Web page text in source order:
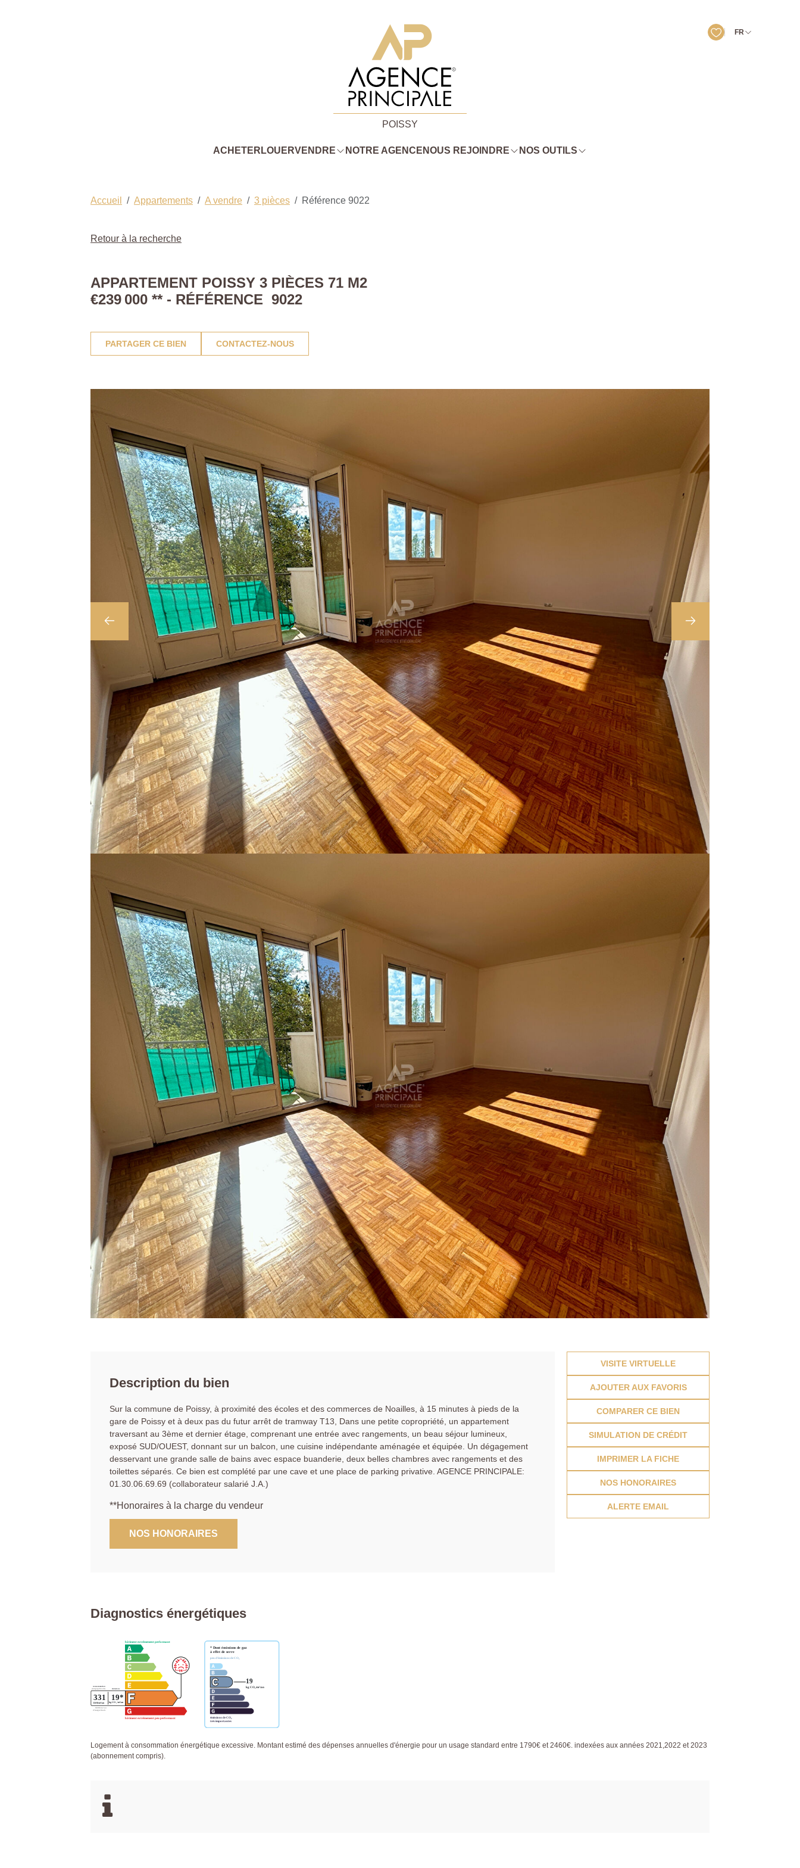
FR
POISSY
ACHETER LOUERVENDRE NOTRE AGENCE NOUS REJOINDRE NOS OUTILS
Accueil Appartements A vendre 3 pièces Référence 9022
Retour à la recherche
APPARTEMENT POISSY 3 PIÈCES 71 M2
€239 000 ** - RÉFÉRENCE 9022
PARTAGER CE BIEN CONTACTEZ-NOUS
Description du bien
Sur la commune de Poissy, à proximité des écoles et des commerces de Noailles, à 15 minutes à pieds de la
gare de Poissy et à deux pas du futur arrêt de tramway T13, Dans une petite copropriété, un appartement
traversant au 3ème et dernier étage, comprenant une entrée avec rangements, un beau séjour lumineux,
exposé SUD/OUEST, donnant sur un balcon, une cuisine indépendante aménagée et équipée. Un dégagement
desservant une grande salle de bains avec espace buanderie, deux belles chambres avec rangements et des
toilettes séparés. Ce bien est complété par une cave et une place de parking privative. AGENCE PRINCIPALE:
01.30.06.69.69 (collaborateur salarié J.A.)
**Honoraires à la charge du vendeur
NOS HONORAIRES
VISITE VIRTUELLE
AJOUTER AUX FAVORIS
COMPARER CE BIEN
SIMULATION DE CRÉDIT
IMPRIMER LA FICHE
NOS HONORAIRES
ALERTE EMAIL
Diagnostics énergétiques
Logement à consommation énergétique excessive. Montant estimé des dépenses annuelles d'énergie pour un usage standard entre 1790€ et 2460€. indexées aux années 2021,2022 et 2023
(abonnement compris).